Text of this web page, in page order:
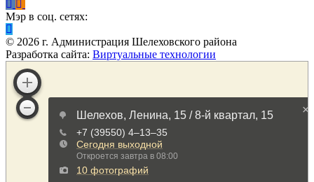
Мэр в соц. сетях:
© 2026 г. Администрация Шелеховского района
Разработка сайта: Виртуальные технологии